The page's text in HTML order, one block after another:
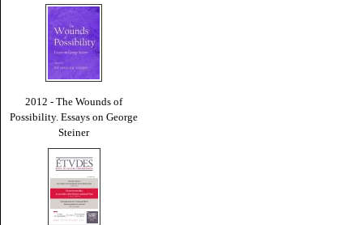
2012 - The Wounds of
Possibility. Essays on George
Steiner